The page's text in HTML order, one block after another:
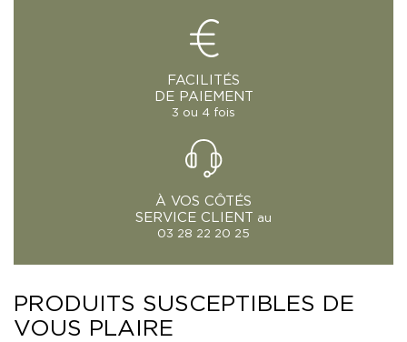
FACILITÉS
DE PAIEMENT
3 ou 4 fois
À VOS CÔTÉS
SERVICE CLIENT
au
03 28 22 20 25
PRODUITS SUSCEPTIBLES DE
VOUS PLAIRE